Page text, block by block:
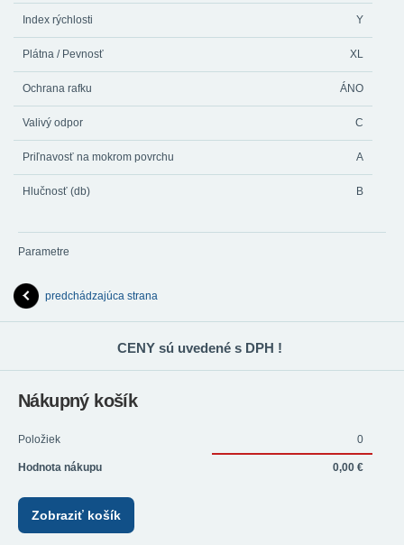
Index rýchlosti Y
Plátna / Pevnosť XL
Ochrana rafku ÁNO
Valivý odpor C
Priľnavosť na mokrom povrchu A
Hlučnosť (db) B
Parametre
predchádzajúca strana
CENY sú uvedené s DPH !
Nákupný košík
Položiek 0
Hodnota nákupu 0,00 €
Zobraziť košík